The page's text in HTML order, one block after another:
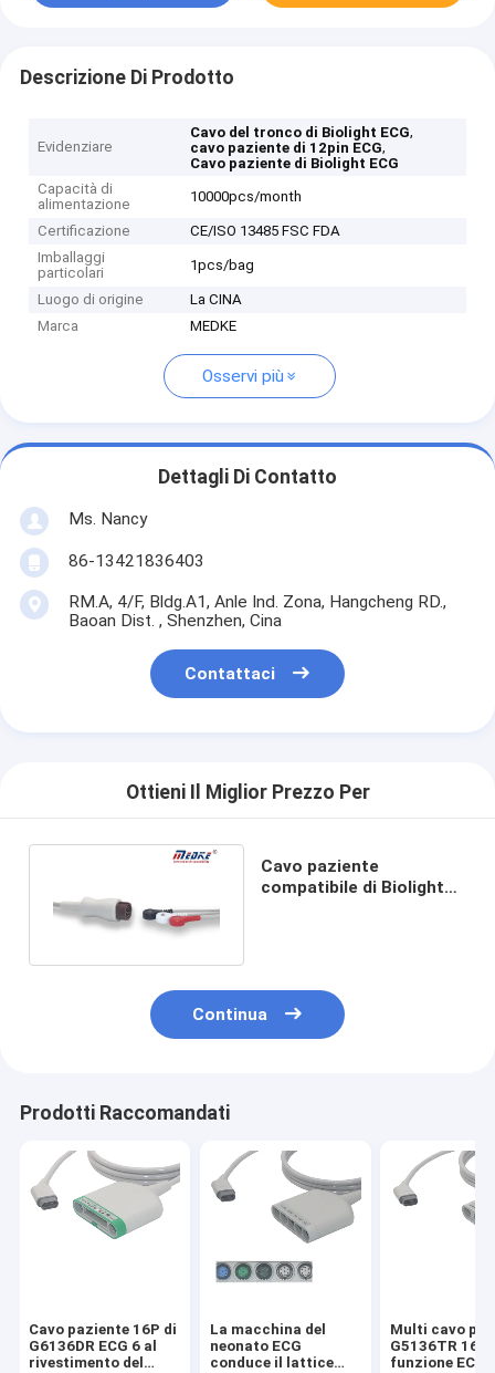
Descrizione Di Prodotto
Evidenziare
Cavo del tronco di Biolight ECG,
cavo paziente di 12pin ECG,
Cavo paziente di Biolight ECG
Capacità di
alimentazione
10000pcs/month
Certificazione
CE/ISO 13485 FSC FDA
Imballaggi
particolari
1pcs/bag
Luogo di origine
La CINA
Marca
MEDKE
Osservi più
Dettagli Di Contatto
Ms. Nancy
86-13421836403
RM.A, 4/F, Bldg.A1, Anle Ind. Zona, Hangcheng RD.,
Baoan Dist. , Shenzhen, Cina
Contattaci
Ottieni Il Miglior Prezzo Per
Cavo paziente
compatibile di Biolight
Continua
Prodotti Raccomandati
Cavo paziente 16P di
G6136DR ECG 6 al
rivestimento del
La macchina del
neonato ECG
conduce il lattice
Multi cavo
G5136TR 16P
funzione ECG